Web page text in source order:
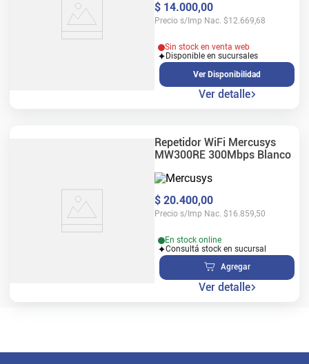
$ 14.000,00
Precio s/Imp Nac. $12.669,68
Sin stock en venta web
Disponible en sucursales
Ver Disponibilidad
Ver detalle
Repetidor WiFi Mercusys
MW300RE 300Mbps Blanco
$ 20.400,00
Precio s/Imp Nac. $16.859,50
En stock online
Consultá stock en sucursal
Agregar
Ver detalle